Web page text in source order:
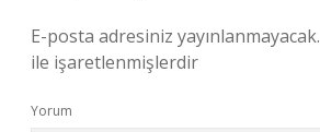
E-posta adresiniz yayınlanmayacak.
ile işaretlenmişlerdir
Yorum